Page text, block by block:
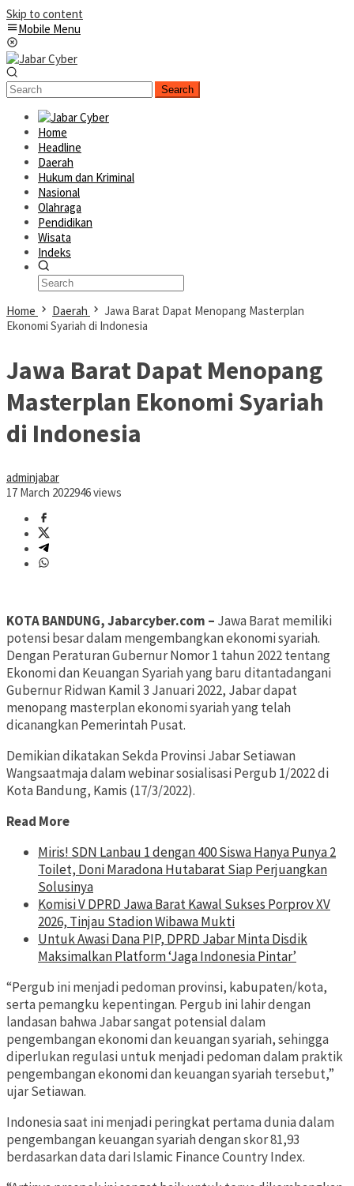
Skip to content
Mobile Menu
Search
Home
Headline
Daerah
Hukum dan Kriminal
Nasional
Olahraga
Pendidikan
Wisata
Indeks
Home Daerah
Jawa Barat Dapat Menopang Masterplan
Ekonomi Syariah di Indonesia
Jawa Barat Dapat Menopang
Masterplan Ekonomi Syariah
di Indonesia
adminjabar
17 March 2022946 views
KOTA BANDUNG, Jabarcyber.com – Jawa Barat memiliki
potensi besar dalam mengembangkan ekonomi syariah.
Dengan Peraturan Gubernur Nomor 1 tahun 2022 tentang
Ekonomi dan Keuangan Syariah yang baru ditantadangani
Gubernur Ridwan Kamil 3 Januari 2022, Jabar dapat
menopang masterplan ekonomi syariah yang telah
dicanangkan Pemerintah Pusat.
Demikian dikatakan Sekda Provinsi Jabar Setiawan
Wangsaatmaja dalam webinar sosialisasi Pergub 1/2022 di
Kota Bandung, Kamis (17/3/2022).
Read More
Miris! SDN Lanbau 1 dengan 400 Siswa Hanya Punya 2
Toilet, Doni Maradona Hutabarat Siap Perjuangkan
Solusinya
Komisi V DPRD Jawa Barat Kawal Sukses Porprov XV
2026, Tinjau Stadion Wibawa Mukti
Untuk Awasi Dana PIP, DPRD Jabar Minta Disdik
Maksimalkan Platform ‘Jaga Indonesia Pintar’
“Pergub ini menjadi pedoman provinsi, kabupaten/kota,
serta pemangku kepentingan. Pergub ini lahir dengan
landasan bahwa Jabar sangat potensial dalam
pengembangan ekonomi dan keuangan syariah, sehingga
diperlukan regulasi untuk menjadi pedoman dalam praktik
pengembangan ekonomi dan keuangan syariah tersebut,”
ujar Setiawan.
Indonesia saat ini menjadi peringkat pertama dunia dalam
pengembangan keuangan syariah dengan skor 81,93
berdasarkan data dari Islamic Finance Country Index.